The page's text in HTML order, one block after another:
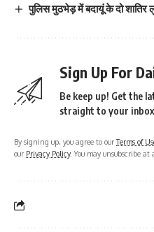
पुलिस मुठभेड़ में बदायूं के दो शातिर
Sign Up For
Be keep up! Get the
straight to your
By signing up, you agree to ourTerms of
our Privacy Policy. You may unsubscribe at